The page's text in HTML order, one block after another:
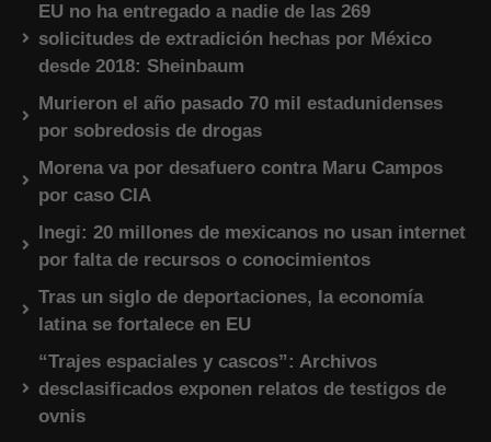
EU no ha entregado a nadie de las 269
solicitudes de extradición hechas por México
desde 2018: Sheinbaum
Murieron el año pasado 70 mil estadunidenses
por sobredosis de drogas
Morena va por desafuero contra Maru Campos
por caso CIA
Inegi: 20 millones de mexicanos no usan internet
por falta de recursos o conocimientos
Tras un siglo de deportaciones, la economía
latina se fortalece en EU
“Trajes espaciales y cascos”: Archivos
desclasificados exponen relatos de testigos de
ovnis